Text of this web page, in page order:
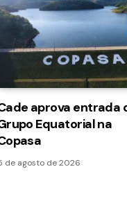
aprova entrada
Equatorial na
de agosto de 2026